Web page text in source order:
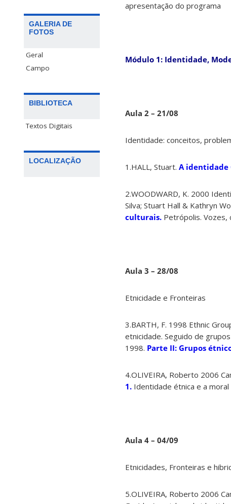
GALERIA DE
FOTOS
Geral
Campo
BIBLIOTECA
Textos Digitais
LOCALIZAÇÃO
apresentação do programa
Módulo 1: Identidade,
Aula 2 – 21/08
Identidade: conceitos,
1.HALL, Stuart. A identidade
2.WOODWARD, K. 2000
Silva; Stuart Hall & Kathryn
culturais. Petrópolis. Vozes,
Aula 3 – 28/08
Etnicidade e Fronteiras
3.BARTH, F. 1998 Ethnic
etnicidade. Seguido de
1998. Parte II: Grupos
4.OLIVEIRA, Roberto 2006
1. Identidade étnica e a
Aula 4 – 04/09
Etnicidades, Fronteiras e
5.OLIVEIRA, Roberto 2006